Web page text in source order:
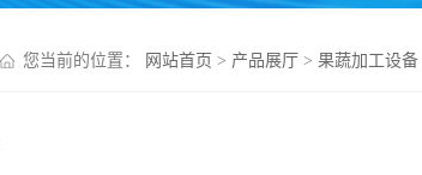
您当前的位置： 网站首页 > 产品展厅 > 果蔬加工设备